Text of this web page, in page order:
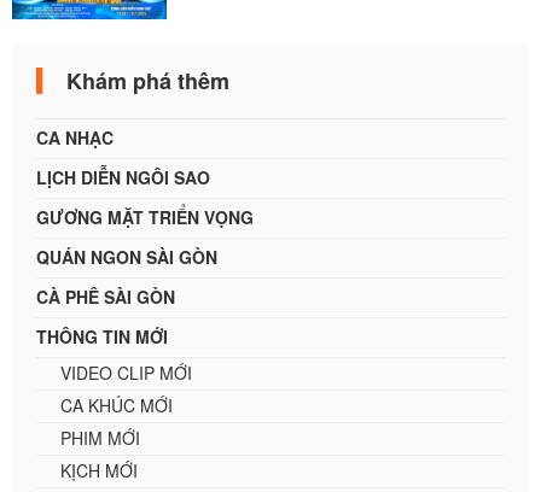
Khám phá thêm
CA NHẠC
LỊCH DIỄN NGÔI SAO
GƯƠNG MẶT TRIỂN VỌNG
QUÁN NGON SÀI GÒN
CÀ PHÊ SÀI GÒN
THÔNG TIN MỚI
VIDEO CLIP MỚI
CA KHÚC MỚI
PHIM MỚI
KỊCH MỚI